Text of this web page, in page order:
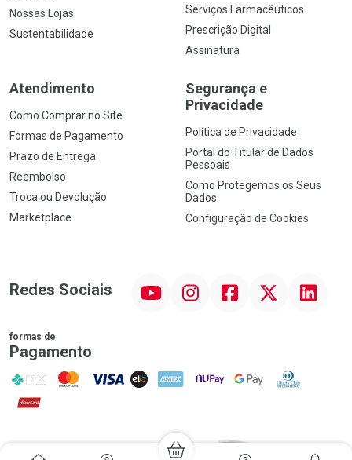
Nossas Lojas
Sustentabilidade
Serviços Farmacêuticos
Prescrição Digital
Assinatura
Atendimento
Como Comprar no Site
Formas de Pagamento
Prazo de Entrega
Reembolso
Troca ou Devolução
Marketplace
Segurança e
Privacidade
Política de Privacidade
Portal do Titular de Dados
Pessoais
Como Protegemos os Seus
Dados
Configuração de Cookies
Redes Sociais InstagramFacebookTwitter Linkedin
formas de
Pagamento
PIX MasterCard
VISA ELO AMEX NuPay Google PayDiners Club
Hipercard
Promoção em Destaque